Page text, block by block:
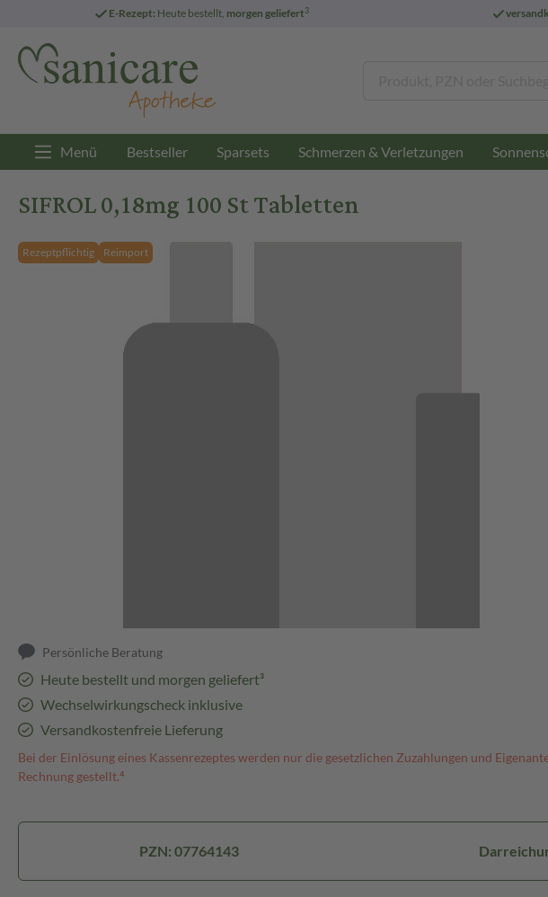
E-Rezept: Heute bestellt, morgen geliefert3
Menü Bestseller Sparsets Schmerzen & Verletzungen
SIFROL 0,18mg 100 St Tabletten
Rezeptpflichtig Reimport
Persönliche Beratung
Heute bestellt und morgen geliefert³
Wechselwirkungscheck inklusive
Versandkostenfreie Lieferung
Bei der Einlösung eines Kassenrezeptes werden nur die gesetzlichen Zuzahlungen und
Rechnung gestellt.⁴
PZN: 07764143